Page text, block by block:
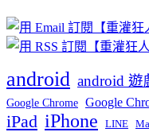
android android 遊
Google Chrome Google
iPad iPhone LINE